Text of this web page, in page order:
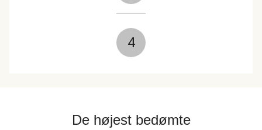
4
De højest bedømte